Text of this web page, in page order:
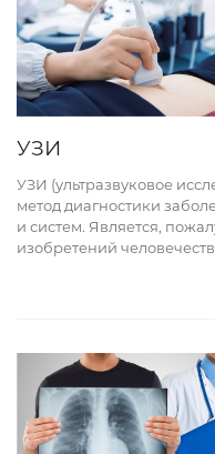
УЗИ
УЗИ (ультразвуковое
метод диагностики
и систем. Является,
изобретений